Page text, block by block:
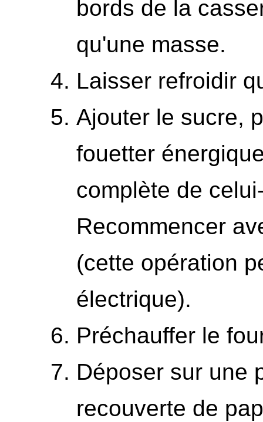
bords de la
qu'une masse.
Laisser refroidir
Ajouter le sucre,
fouetter
complète de
Recommencer
(cette opération
électrique).
Préchauffer le
Déposer sur une
recouverte de